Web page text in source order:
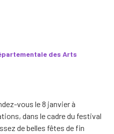
des Arts
vous le 8 janvier à
dans le cadre du festival
de belles fêtes de fin